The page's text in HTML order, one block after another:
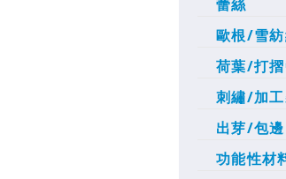
蕾絲
歐根/雪
荷葉/打
刺繡/加
出芽/包邊
功能性材